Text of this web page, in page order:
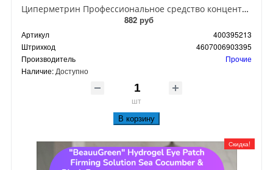
Циперметрин Профессиональное средство концентрат эмульсии 25% для уничтожения тараканов, мух,комаров, блох, клопов, муравьев, ос 50 мл
882 руб
Артикул
400395213
Штрихкод
4607006903395
Производитель
Прочие
Наличие: Доступно
шт
В корзину
Скидка!